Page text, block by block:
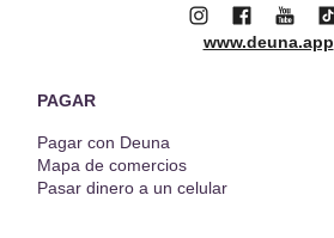
www.deuna.app
PAGAR
Pagar con Deuna
Mapa de comercios
Pasar dinero a un celular